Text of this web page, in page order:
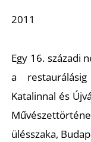
2011
Egy 16. századi
a restaurálásig
Katalinnal és
ülésszaka,